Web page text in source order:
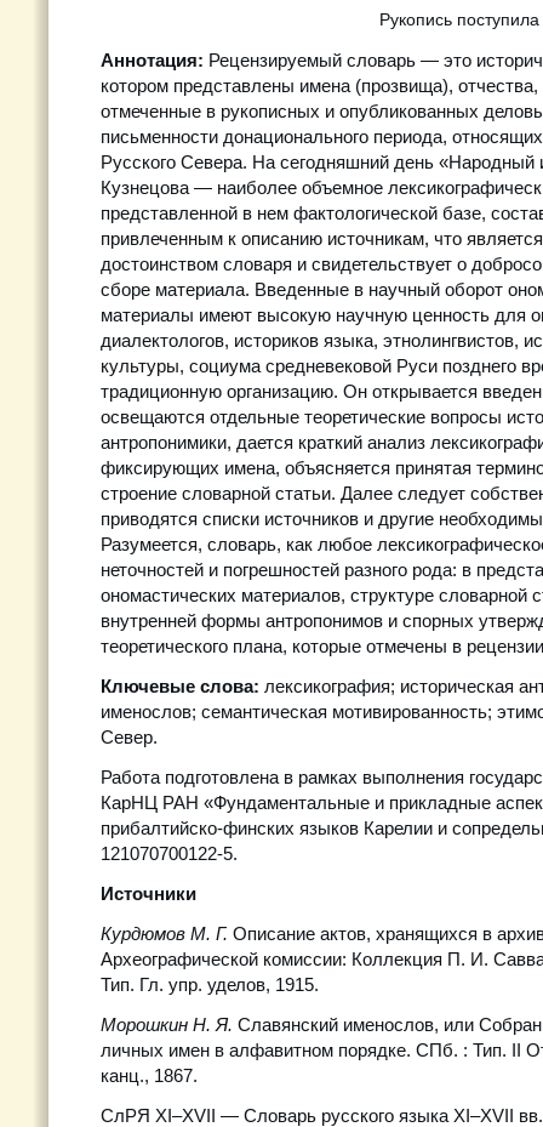
Рукопись
Аннотация: Рецензируемый словарь — это
котором представлены имена (прозвища),
отмеченные в рукописных и опубликованных
письменности донационального периода,
Русского Севера. На сегодняшний день
Кузнецова — наиболее объемное
представленной в нем фактологической базе,
привлеченным к описанию источникам, что
достоинством словаря и свидетельствует о
сборе материала. Введенные в научный оборот
материалы имеют высокую научную ценность для
диалектологов, историков языка, этнолингвистов,
культуры, социума средневековой Руси позднего
традиционную организацию. Он открывается
освещаются отдельные теоретические вопросы
антропонимики, дается краткий анализ
фиксирующих имена, объясняется принятая
строение словарной статьи. Далее следует
приводятся списки источников и другие
Разумеется, словарь, как любое
неточностей и погрешностей разного рода: в
ономастических материалов, структуре словарной
внутренней формы антропонимов и спорных
теоретического плана, которые отмечены в
Ключевые слова: лексикография; историческая
именослов; семантическая мотивированность;
Север.
Работа подготовлена в рамках выполнения
КарНЦ РАН «Фундаментальные и прикладные
прибалтийско-финских языков Карелии и
121070700122-5.
Источники
Курдюмов М. Г. Описание актов, хранящихся в
Археографической комиссии: Коллекция П. И.
Тип. Гл. упр. уделов, 1915.
Морошкин Н. Я. Славянский именослов, или
личных имен в алфавитном порядке. СПб. : Тип. II
канц., 1867.
СлРЯ XI–XVII — Словарь русского языка XI–XVII